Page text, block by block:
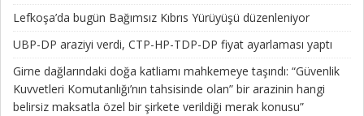
Lefkoşa’da bugün Bağımsız Kıbrıs Yürüyüşü düzenleniyor
UBP-DP araziyi verdi, CTP-HP-TDP-DP fiyat ayarlaması yaptı
Girne dağlarındaki doğa katliamı mahkemeye taşındı: “Güvenlik
Kuvvetleri Komutanlığı’nın tahsisinde olan” bir arazinin hangi
belirsiz maksatla özel bir şirkete verildiği merak konusu”